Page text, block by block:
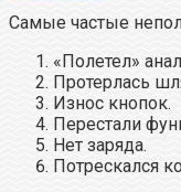
Самые частые
«Полетел»
Протерлась
Износ кнопок.
Перестали
Нет заряда.
Потрескался